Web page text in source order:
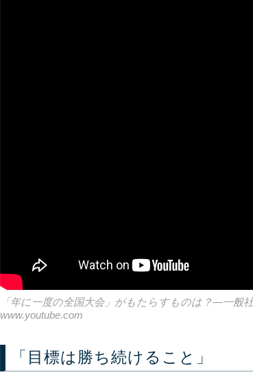
「年に一度の全国大会」がもたらすものは？—一般
www.youtube.com
「目標は勝ち続けること」